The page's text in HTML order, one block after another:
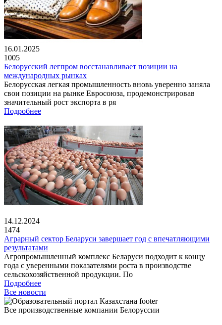
16.01.2025
1005
Белорусский легпром восстанавливает позиции на
международных рынках
Белорусская легкая промышленность вновь уверенно заняла
свои позиции на рынке Евросоюза, продемонстрировав
значительный рост экспорта в ря
Подробнее
14.12.2024
1474
Аграрный сектор Беларуси завершает год с впечатляющими
результатами
Агропромышленный комплекс Беларуси подходит к концу
года с уверенными показателями роста в производстве
сельскохозяйственной продукции. По
Подробнее
Все новости
Все производственные компании Белоруссии